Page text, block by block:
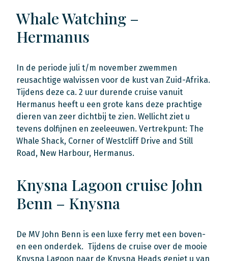
Whale Watching –
Hermanus
In de periode juli t/m november zwemmen
reusachtige walvissen voor de kust van Zuid-Afrika.
Tijdens deze ca. 2 uur durende cruise vanuit
Hermanus heeft u een grote kans deze prachtige
dieren van zeer dichtbij te zien. Wellicht ziet u
tevens dolfijnen en zeeleeuwen. Vertrekpunt: The
Whale Shack, Corner of Westcliff Drive and Still
Road, New Harbour, Hermanus.
Knysna Lagoon cruise John
Benn – Knysna
De MV John Benn is een luxe ferry met een boven-
en een onderdek. Tijdens de cruise over de mooie
Knysna Lagoon naar de Knysna Heads geniet u van